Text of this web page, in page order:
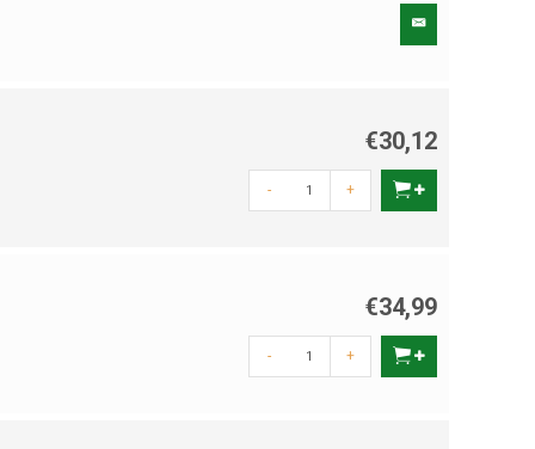
€30,12
- +
€34,99
- +